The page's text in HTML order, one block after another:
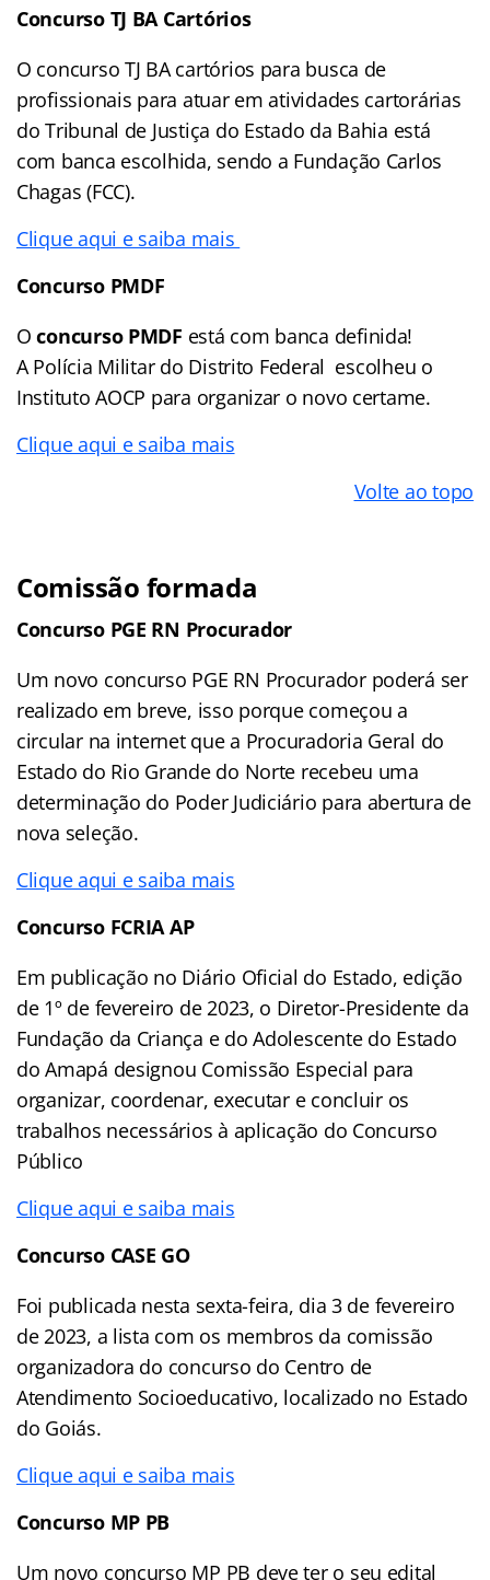
Concurso TJ BA Cartórios
O concurso TJ BA cartórios para busca de
profissionais para atuar em atividades cartorárias
do Tribunal de Justiça do Estado da Bahia está
com banca escolhida, sendo a Fundação Carlos
Chagas (FCC).
Clique aqui e saiba mais
Concurso PMDF
Oconcurso PMDF está com banca definida!
A Polícia Militar do Distrito Federal escolheu o
Instituto AOCP para organizar o novo certame.
Clique aqui e saiba mais
Volte ao topo
Comissão formada
Concurso PGE RN Procurador
Um novo concurso PGE RN Procurador poderá ser
realizado em breve, isso porque começou a
circular na internet que a Procuradoria Geral do
Estado do Rio Grande do Norte recebeu uma
determinação do Poder Judiciário para abertura de
nova seleção.
Clique aqui e saiba mais
Concurso FCRIA AP
Em publicação no Diário Oficial do Estado, edição
de 1º de fevereiro de 2023, o Diretor-Presidente da
Fundação da Criança e do Adolescente do Estado
do Amapá designou Comissão Especial para
organizar, coordenar, executar e concluir os
trabalhos necessários à aplicação do Concurso
Público
Clique aqui e saiba mais
Concurso CASE GO
Foi publicada nesta sexta-feira, dia 3 de fevereiro
de 2023, a lista com os membros da comissão
organizadora do concurso do Centro de
Atendimento Socioeducativo, localizado no Estado
do Goiás.
Clique aqui e saiba mais
Concurso MP PB
Um novo concurso MP PB deve ter o seu edital